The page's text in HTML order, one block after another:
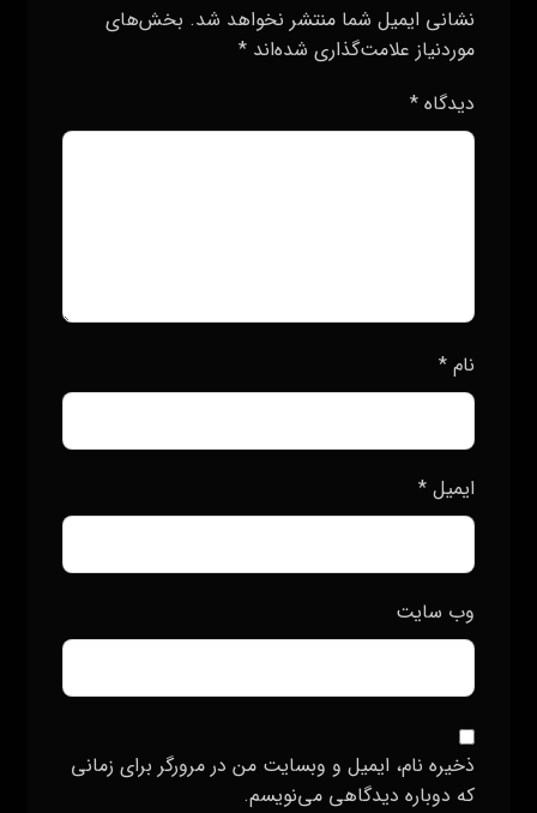
نشانی ایمیل شما منتشر نخواهد شد. بخش‌های
موردنیاز علامت‌گذاری شده‌اند*
دیدگاه*
نام*
ایمیل*
وب‌ سایت
ذخیره نام، ایمیل و وبسایت من در مرورگر برای زمانی
که دوباره دیدگاهی می‌نویسم.